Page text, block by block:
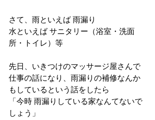
さて、雨といえば 雨漏り
水といえば サニタリー（浴室・洗面
所・トイレ）等
先日、いきつけのマッサージ屋さんで
仕事の話になり、雨漏りの補修なんか
もしているという話をしたら
「今時 雨漏りしている家なんてないで
しょう」